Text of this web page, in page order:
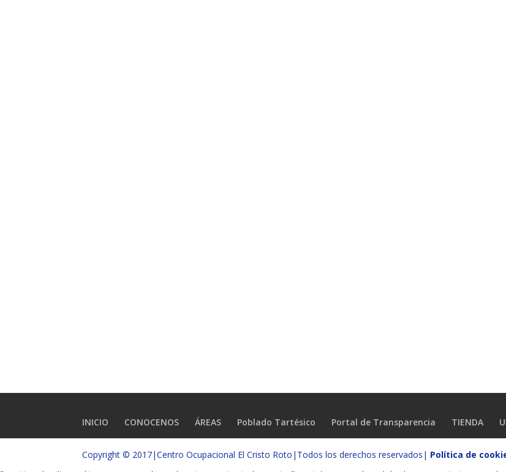
INICIO CONOCENOS ÁREAS Poblado Tartésico Portal de Transparencia TIENDA
Copyright © 2017|Centro Ocupacional El Cristo Roto|Todos los derechos reservados| Política de